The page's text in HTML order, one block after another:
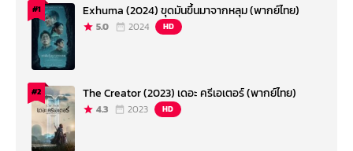
#1 Exhuma (2024) ขุดมันขึ้นมาจากหลุม (พากย์ไทย)
5.0 2024 HD
#2 The Creator (2023) เดอะ ครีเอเตอร์ (พากย์ไทย)
4.3 2023 HD